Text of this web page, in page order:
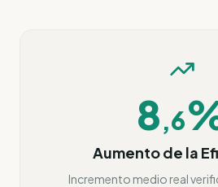
8,6
Aumento de la
Incremento medio real